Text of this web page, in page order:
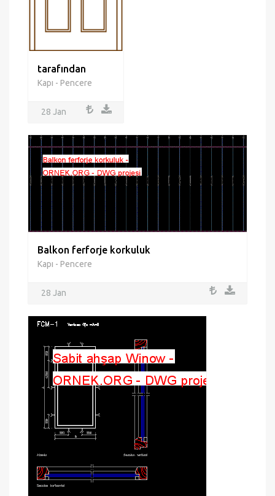
tarafından
Kapı - Pencere
28 Jan
Balkon ferforje korkuluk
Kapı - Pencere
28 Jan